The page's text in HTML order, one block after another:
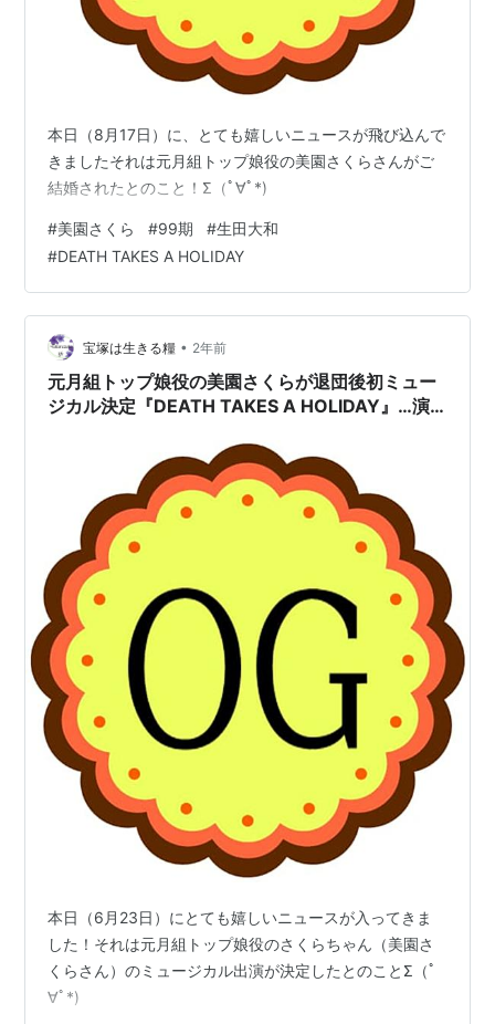
本日（8月17日）に、とても嬉しいニュースが飛び込んで
きましたそれは元月組トップ娘役の美園さくらさんがご
結婚されたとのこと！Σ（ﾟ∀ﾟ*)
#美園さくら #99期 #生田大和
#DEATH TAKES A HOLIDAY
宝塚は生きる糧 • 2年前
元月組トップ娘役の美園さくらが退団後初ミュー
ジカル決定『DEATH TAKES A HOLIDAY』…演
本日（6月23日）にとても嬉しいニュースが入ってきま
した！それは元月組トップ娘役のさくらちゃん（美園さ
くらさん）のミュージカル出演が決定したとのことΣ（ﾟ
∀ﾟ*)